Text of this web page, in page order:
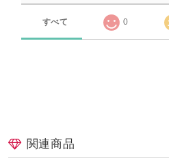
すべて 0
関連商品